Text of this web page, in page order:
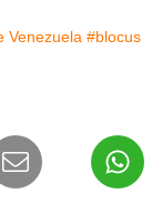
Venezuela #blocus